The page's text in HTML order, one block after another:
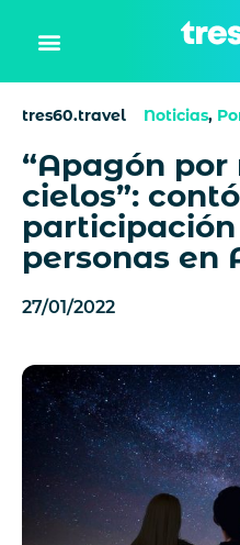
tres60.travel Noticias,
“Apagón por
cielos”:
personas en
27/01/2022